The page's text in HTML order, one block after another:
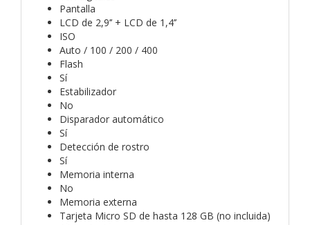
Pantalla
LCD de 2,9’’ + LCD de 1,4’’
ISO
Auto / 100 / 200 / 400
Flash
Sí
Estabilizador
No
Disparador automático
Sí
Detección de rostro
Sí
Memoria interna
No
Memoria externa
Tarjeta Micro SD de hasta 128 GB (no incluida)